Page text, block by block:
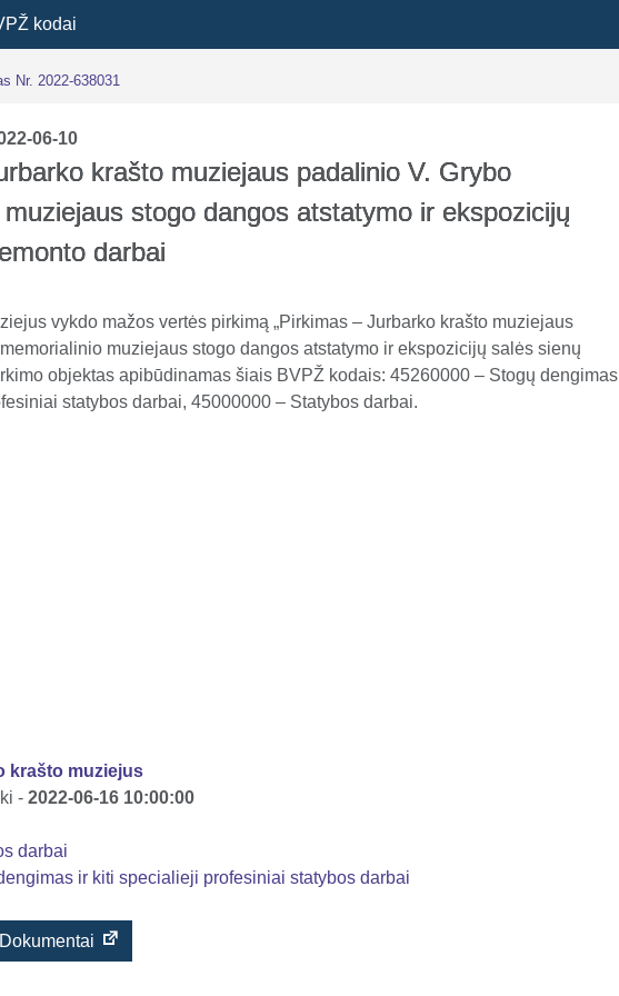
kodai
Nr. 2022-638031
06-10
krašto muziejaus padalinio V. Grybo
stogo dangos atstatymo ir ekspozicijų
darbai
vykdo mažos vertės pirkimą „Pirkimas – Jurbarko krašto muziejaus
muziejaus stogo dangos atstatymo ir ekspozicijų salės sienų
objektas apibūdinamas šiais BVPŽ kodais: 45260000 – Stogų dengimas
statybos darbai, 45000000 – Statybos darbai.
krašto muziejus
-2022-06-16 10:00:00
darbai
ir kiti specialieji profesiniai statybos darbai
Dokumentai